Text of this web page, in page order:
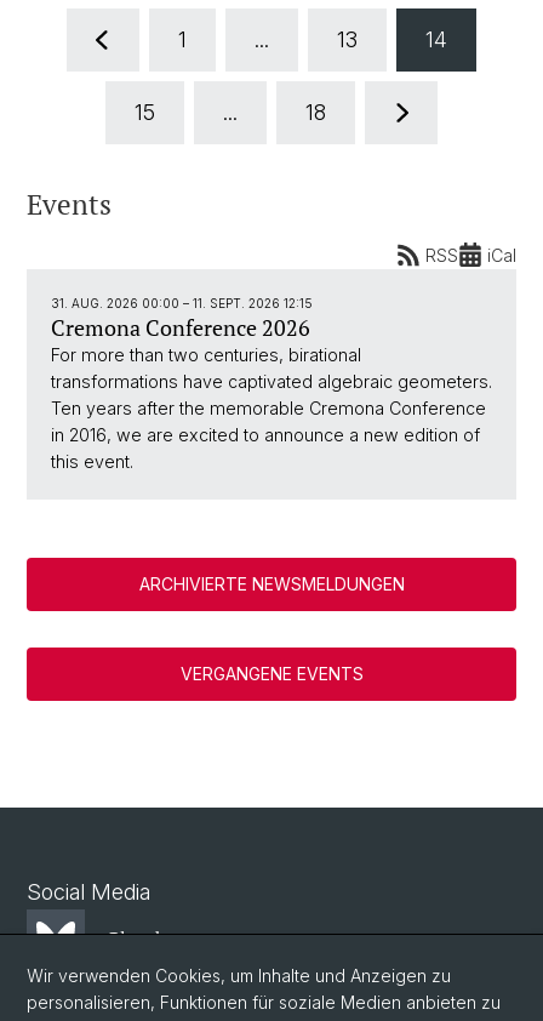
1 ... 13 14
15 ... 18
Events
RSS iCal
31. AUG. 2026 00:00 – 11. SEPT. 2026 12:15
Cremona Conference 2026
For more than two centuries, birational
transformations have captivated algebraic geometers.
Ten years after the memorable Cremona Conference
in 2016, we are excited to announce a new edition of
this event.
ARCHIVIERTE NEWSMELDUNGEN
VERGANGENE EVENTS
Social Media
Bluesky
Wir verwenden Cookies, um Inhalte und Anzeigen zu
personalisieren, Funktionen für soziale Medien anbieten zu